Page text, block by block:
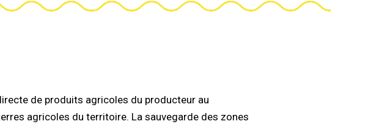
de produits agricoles du producteur au
agricoles du territoire. La sauvegarde des zones